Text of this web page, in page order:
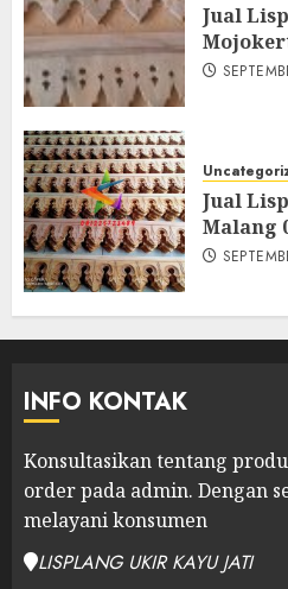
Jual
Jual
Malang
INFO KONTAK
Konsultasikan tentang
order pada admin. Dengan
melayani konsumen
LISPLANG UKIR KAYU JATI